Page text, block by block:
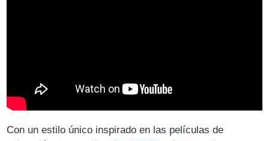
Con un estilo único inspirado en las películas de